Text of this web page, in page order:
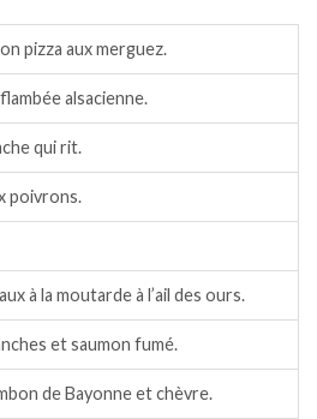
pizza aux merguez.
alsacienne.
qui rit.
poivrons.
à la moutarde à l’ail des ours.
et saumon fumé.
de Bayonne et chèvre.